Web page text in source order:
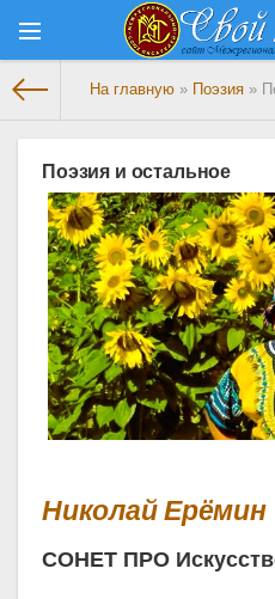
На главную » Поэзия »
Поэзия и остальное
Николай Ерёмин
СОНЕТ ПРО